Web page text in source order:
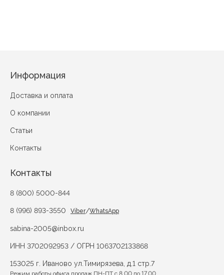
Информация
Доставка и оплата
О компании
Статьи
Контакты
Контакты
8 (800) 5000-844
8 (996) 893-3550 Viber/WhatsApp
sabina-2005@inbox.ru
ИНН 3702092953 / ОГРН 1063702133868
153025 г. Иваново ул.Тимирязева, д.1 стр.7
Режим работы офиса продаж ПН-ПТ с 8.00 до 17.00